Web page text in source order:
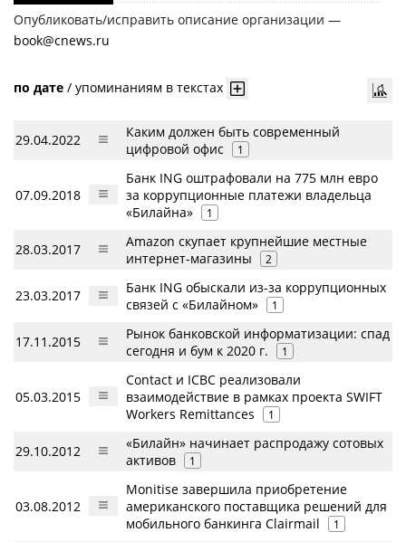
Опубликовать/исправить описание организации —
book@cnews.ru
по дате / упоминаниям в текстах
29.04.2022
Каким должен быть современный
цифровой офис
1
07.09.2018
Банк ING оштрафовали на 775 млн евро
за коррупционные платежи владельца
«Билайна»
1
28.03.2017
Amazon скупает крупнейшие местные
интернет-магазины
2
23.03.2017
Банк ING обыскали из-за коррупционных
связей с «Билайном»
1
17.11.2015
Рынок банковской информатизации: спад
сегодня и бум к 2020 г.
1
05.03.2015
Contact и ICBC реализовали
взаимодействие в рамках проекта SWIFT
Workers Remittances
1
29.10.2012
«Билайн» начинает распродажу сотовых
активов
1
03.08.2012
Monitise завершила приобретение
американского поставщика решений для
мобильного банкинга Clairmail
1